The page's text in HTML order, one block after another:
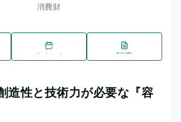
消費財
イベント 記事
造性と技術力が必要な『容